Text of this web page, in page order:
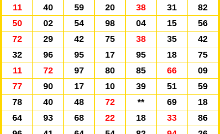
11
40 59 20 38 31
82
50
02 54 98 04 15
56
72
29 42 75 38 35
42
32
96 95 17 95 18
75
11
72 97 80 85 66
09
77
90 17 10 39 51
59
78
40 48 72 ** 69
18
64
93 68 22 18 33
86